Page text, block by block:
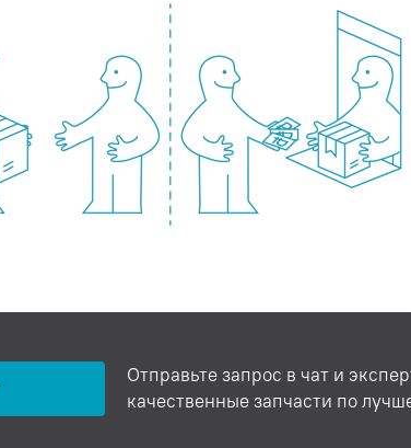
Отправьте запрос в чат и
качественные запчасти по